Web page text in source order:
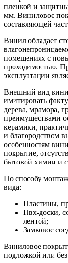
пленкой и
мм. Виниловое
составляющей
Винил обладает
помещениях с
проходимостью.
эксплуатации
Внешний вид
имитировать
дерева, мрамора,
преимуществами
керамики,
и благородством
особенностям
покрытие,
бытовой химии и
По способу
вида:
Пластины,
Пвх-доски,
лентой;
Замковое
Виниловое
подложкой или без